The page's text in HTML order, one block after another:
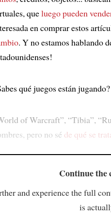
queluego pueden
en comprar estos
. Y no estamos hablando
qué juegos están jugando?
of Warcraft”, “Tibia”,
pero no sé de qué se
Continue the
and experience the full
is